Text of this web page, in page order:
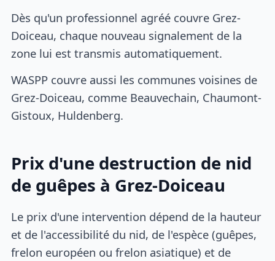
Dès qu'un professionnel agréé couvre Grez-
Doiceau, chaque nouveau signalement de la
zone lui est transmis automatiquement.
WASPP couvre aussi les communes voisines de
Grez-Doiceau, comme Beauvechain, Chaumont-
Gistoux, Huldenberg.
Prix d'une destruction de nid
de guêpes à Grez-Doiceau
Le prix d'une intervention dépend de la hauteur
et de l'accessibilité du nid, de l'espèce (guêpes,
frelon européen ou frelon asiatique) et de